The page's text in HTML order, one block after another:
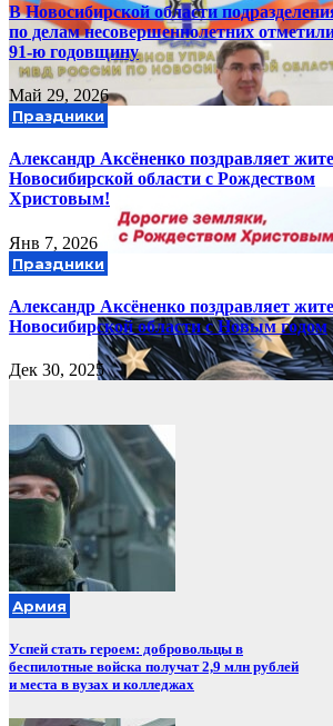
В Новосибирской области
по делам несовершеннолетних
91-ю годовщину
Май 29, 2026
Праздники
Александр Аксёненко поздравляет
Новосибирской области с Рождеством
Христовым!
Янв 7, 2026
Праздники
Александр Аксёненко поздравляет
Новосибирской области с Новым годом
Дек 30, 2025
Армия
Успей стать героем: добровольцы в
беспилотные войска получат 2,9 млн рублей
и места в вузах и колледжах